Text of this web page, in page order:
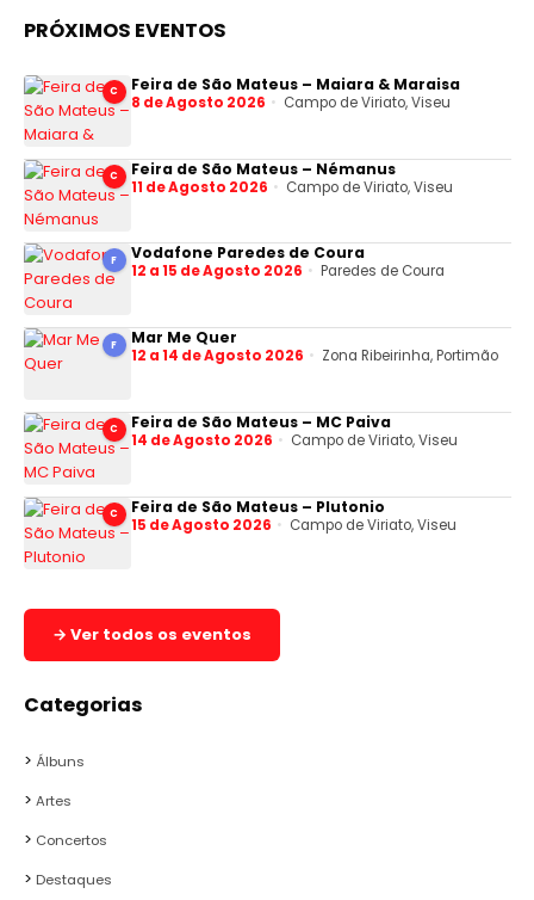
PRÓXIMOS EVENTOS
C Feira de São Mateus – Maiara & Maraisa
8 de Agosto 2026 Campo de Viriato, Viseu
C Feira de São Mateus – Némanus
11 de Agosto 2026 Campo de Viriato, Viseu
F Vodafone Paredes de Coura
12 a 15 de Agosto 2026 Paredes de Coura
F Mar Me Quer
12 a 14 de Agosto 2026 Zona Ribeirinha, Portimão
C Feira de São Mateus – MC Paiva
14 de Agosto 2026 Campo de Viriato, Viseu
C Feira de São Mateus – Plutonio
15 de Agosto 2026 Campo de Viriato, Viseu
→ Ver todos os eventos
Categorias
Álbuns
Artes
Concertos
Destaques